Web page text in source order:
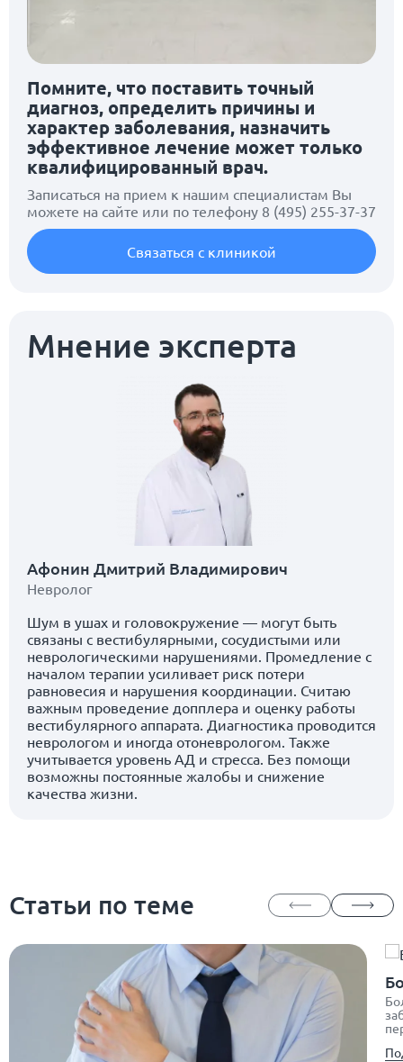
Помните, что поставить точный
диагноз, определить причины и
характер заболевания, назначить
эффективное лечение может только
квалифицированный врач.
Записаться на прием к нашим специалистам Вы
можете на сайте или по телефону 8 (495) 255-37-37
Связаться с клиникой
Мнение эксперта
Афонин Дмитрий Владимирович
Невролог
Шум в ушах и головокружение — могут быть
связаны с вестибулярными, сосудистыми или
неврологическими нарушениями. Промедление с
началом терапии усиливает риск потери
равновесия и нарушения координации. Считаю
важным проведение допплера и оценку работы
вестибулярного аппарата. Диагностика проводится
неврологом и иногда отоневрологом. Также
учитывается уровень АД и стресса. Без помощи
возможны постоянные жалобы и снижение
качества жизни.
Статьи по теме